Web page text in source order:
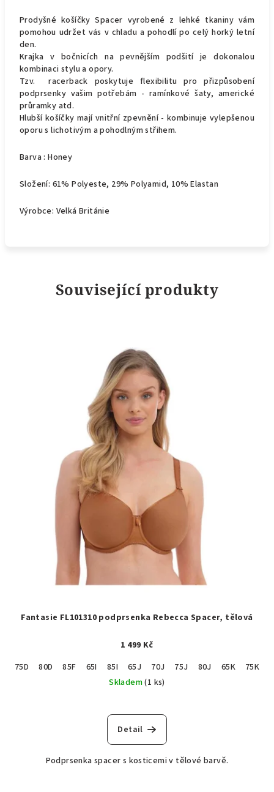
Prodyšné košíčky Spacer vyrobené z lehké tkaniny vám
pomohou udržet vás v chladu a pohodlí po celý horký letní
den.
Krajka v bočnicích na pevnějším podšití je dokonalou
kombinaci stylu a opory.
Tzv. racerback poskytuje flexibilitu pro přizpůsobení
podprsenky vašim potřebám - ramínkové šaty, americké
průramky atd.
Hlubší košíčky mají vnitřní zpevnění - kombinuje vylepšenou
oporu s lichotivým a pohodlným střihem.
Barva : Honey
Složení: 61% Polyeste, 29% Polyamid, 10% Elastan
Výrobce: Velká Británie
Související produkty
Fantasie FL101310 podprsenka Rebecca Spacer, tělová
1 499 Kč
75D
80D 85F 65I 85I 65J 70J 75J 80J 65K
75K
Skladem(1 ks)
Detail
Podprsenka spacer s kosticemi v tělové barvě.